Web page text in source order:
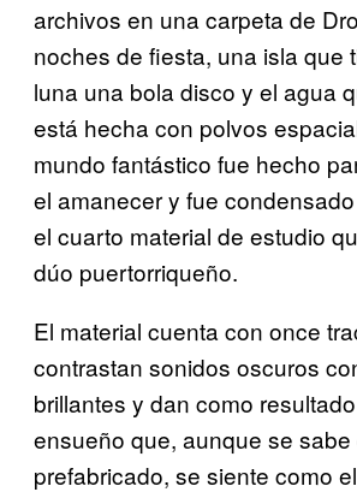
archivos en una carpeta de
noches de fiesta, una isla que
luna una bola disco y el agua
está hecha con polvos
mundo fantástico fue hecho
el amanecer y fue
el cuarto material de estudio
dúo puertorriqueño.
El material cuenta con once
contrastan sonidos oscuros
brillantes y dan como
ensueño que, aunque se sabe
prefabricado, se siente como